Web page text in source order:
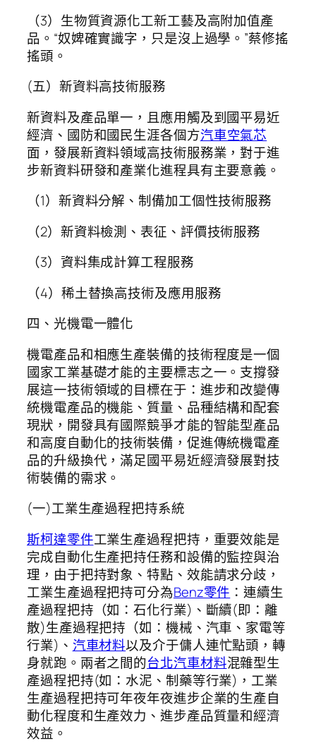
（3）生物質資源化工新工藝及高附加值產
品。“奴婢確實識字，只是沒上過學。”蔡修搖
搖頭。
(五）新資料高技術服務
新資料及產品單一，且應用觸及到國平易近
經濟、國防和國民生涯各個方汽車空氣芯
面，發展新資料領域高技術服務業，對于進
步新資料研發和產業化進程具有主要意義。
（1）新資料分解、制備加工個性技術服務
（2）新資料檢測、表征、評價技術服務
（3）資料集成計算工程服務
（4）稀土替換高技術及應用服務
四、光機電一體化
機電產品和相應生產裝備的技術程度是一個
國家工業基礎才能的主要標志之一。支撐發
展這一技術領域的目標在于：進步和改變傳
統機電產品的機能、質量、品種結構和配套
現狀，開發具有國際競爭才能的智能型產品
和高度自動化的技術裝備，促進傳統機電產
品的升級換代，滿足國平易近經濟發展對技
術裝備的需求。
(一)工業生產過程把持系統
斯柯達零件工業生產過程把持，重要效能是
完成自動化生產把持任務和設備的監控與治
理，由于把持對象、特點、效能請求分歧，
工業生產過程把持可分為Benz零件 ：連續生
產過程把持（如：石化行業)、斷續(即：離
散)生產過程把持（如：機械、汽車、家電等
行業)、 汽車材料以及介于傭人連忙點頭，轉
身就跑。兩者之間的台北汽車材料混雜型生
產過程把持(如：水泥、制藥等行業)，工業
生產過程把持可年夜年夜進步企業的生產自
動化程度和生產效力、進步產品質量和經濟
效益。